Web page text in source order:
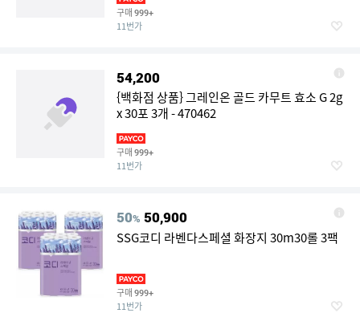
구매 999+
11번가
54,200
{백화점 상품} 그레인온 골드 카무트 효소 G 2g
x 30포 3개 - 470462
구매 999+
11번가
50% 50,900
SSG코디 라벤다스페셜 화장지 30m30롤 3팩
구매 999+
11번가